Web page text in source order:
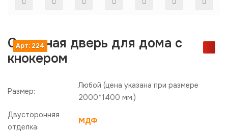
Арт: 224
Стальная дверь для дома с
кнокером
Размер:
Любой (цена указана при размере
2000*1400 мм.)
Двусторонняя
отделка:
МДФ